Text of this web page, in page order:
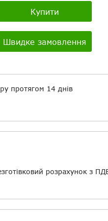
Купити
Швидке замовлення
протягом 14 днів
розрахунок з